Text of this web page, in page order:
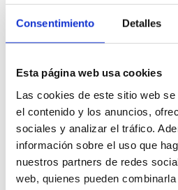
Consentimiento Detalles
Esta página web usa cookies
Las cookies de este sitio web
el contenido y los anuncios,
sociales y analizar el tráfico.
información sobre el uso que
nuestros partners de redes
web, quienes pueden
Cookies
que permiten la
publicitarios que, en
editor haya incluido
web, aplicación o
la que presta el
en base a criterios
contenido editado
en la que se